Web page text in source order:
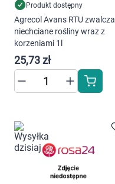
Produkt dostępny
Agrecol Avans RTU zwalcza
niechciane rośliny wraz z
korzeniami 1l
25,73 zł